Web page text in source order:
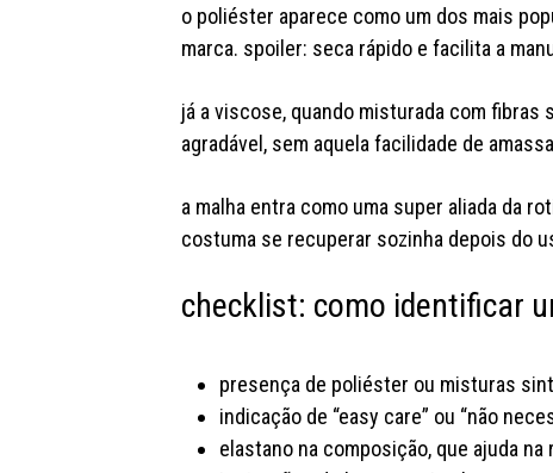
o poliéster aparece como um dos mais
marca. spoiler: seca rápido e facilita a
já a viscose, quando misturada com
agradável, sem aquela facilidade de
a malha entra como uma super aliada da
costuma se recuperar sozinha depois do
checklist: como identificar
presença de poliéster ou misturas
indicação de “easy care” ou “não
elastano na composição, que ajuda na